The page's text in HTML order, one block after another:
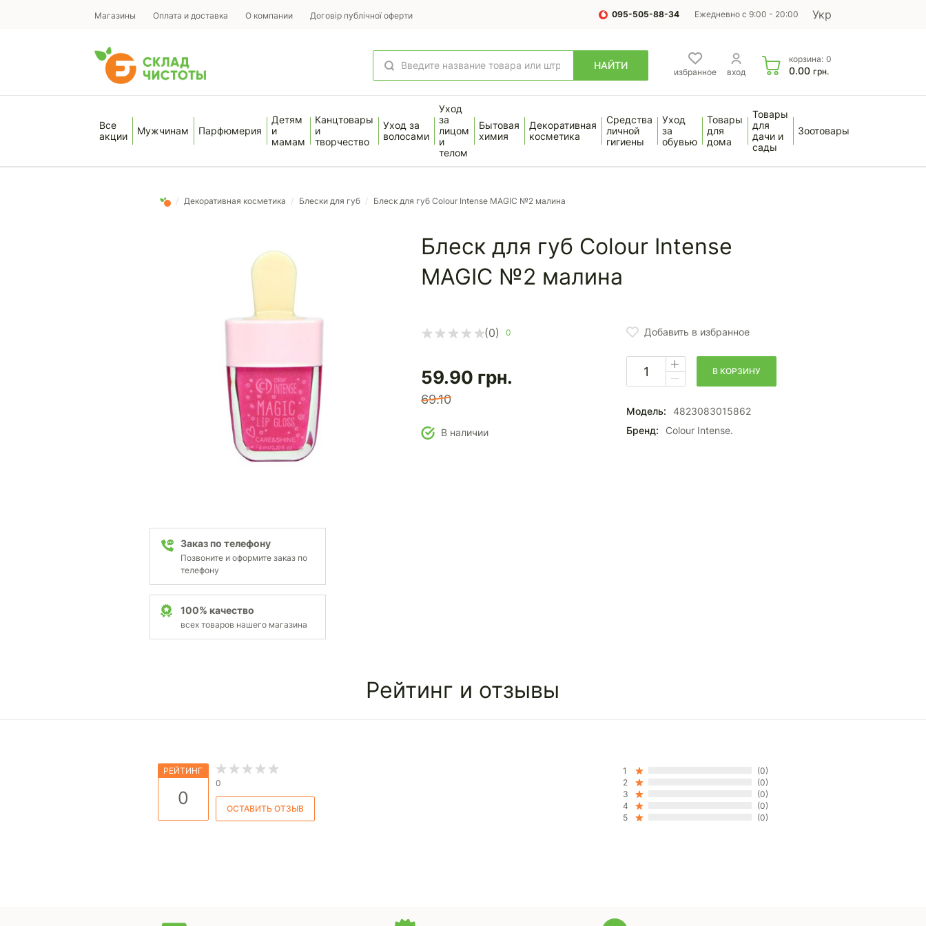
Магазины Оплата и доставка О компании Договір публічної оферти 095-505-88-34 Ежедневно с 9:00 - 20:00 Укр
НАЙТИ
избранное вход
корзина: 0
0.00 грн.
Все
акции
Мужчинам Парфюмерия
Детям
и
мамам
Канцтовары
и
творчество
Уход за
волосами
Уход
за
лицом
и
телом
Бытовая
химия
Декоративная
косметика
Средства
личной
гигиены
Уход
за
обувью
Товары
для
дома
Товары
для
дачи и
сады
Зоотовары
/ Декоративная косметика / Блески для губ / Блеск для губ Colour Intense MAGIC №2 малина
Заказ по телефону
Позвоните и оформите заказ по
телефону
100% качество
всех товаров нашего магазина
Блеск для губ Colour Intense
MAGIC №2 малина
(0) 0
59.90 грн.
69.10
В наличии
Добавить в избранное
В КОРЗИНУ
Модель:
4823083015862
Бренд:
Colour Intense.
Рейтинг и отзывы
РЕЙТИНГ
0
0
1
(0)
2
(0)
3
(0)
4
(0)
5
(0)